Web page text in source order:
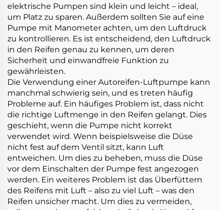
elektrische Pumpen sind klein und leicht – ideal,
um Platz zu sparen. Außerdem sollten Sie auf eine
Pumpe mit Manometer achten, um den Luftdruck
zu kontrollieren. Es ist entscheidend, den Luftdruck
in den Reifen genau zu kennen, um deren
Sicherheit und einwandfreie Funktion zu
gewährleisten.
Die Verwendung einer Autoreifen-Luftpumpe kann
manchmal schwierig sein, und es treten häufig
Probleme auf. Ein häufiges Problem ist, dass nicht
die richtige Luftmenge in den Reifen gelangt. Dies
geschieht, wenn die Pumpe nicht korrekt
verwendet wird. Wenn beispielsweise die Düse
nicht fest auf dem Ventil sitzt, kann Luft
entweichen. Um dies zu beheben, muss die Düse
vor dem Einschalten der Pumpe fest angezogen
werden. Ein weiteres Problem ist das Überfüttern
des Reifens mit Luft – also zu viel Luft – was den
Reifen unsicher macht. Um dies zu vermeiden,